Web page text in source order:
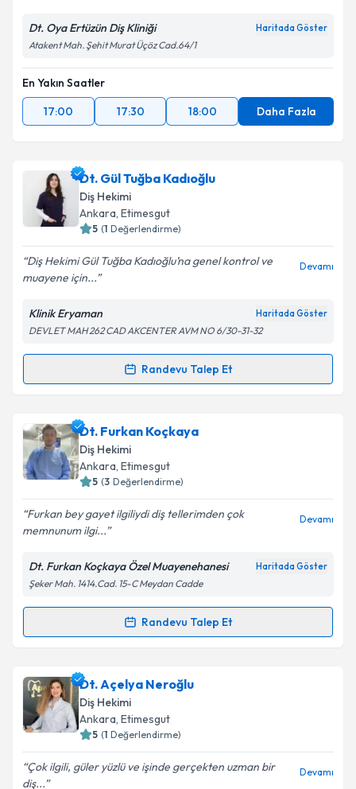
Dt. Oya Ertüzün Diş Kliniği Haritada Göster
Atakent Mah. Şehit Murat Üçöz Cad.64/1
En Yakın Saatler
17:00
17:30 18:00 Daha Fazla
Dt. Gül Tuğba Kadıoğlu
Diş Hekimi
Ankara, Etimesgut
5 (1 Değerlendirme)
Diş Hekimi Gül Tuğba Kadıoğlu’na genel kontrol ve
muayene için...
Devamı
Klinik Eryaman Haritada Göster
DEVLET MAH 262 CAD AKCENTER AVM NO 6/30-31-32
Randevu Talep Et
Randevu Takvimi Talebi
Dt. Gül Tuğba Kadıoğluiçin randevu takvimi talebi
oluşturun. Size bu uzmandan randevu almanız için bir
takvim hazırlandığında e-posta ile bilgilendireceğiz.
Kişisel verilerimin işlenmesine ilişkin
Aydınlatma
Metni'ni okudum ve kişisel verilerimin belirtilen
kapsamda işlenmesini kabul ediyorum.
Dt. Furkan Koçkaya
Diş Hekimi
Ankara, Etimesgut
5 (3 Değerlendirme)
Furkan bey gayet ilgiliydi diş tellerimden çok
memnunum ilgi...
Devamı
Dt. Furkan Koçkaya Özel Muayenehanesi Haritada Göster
Şeker Mah. 1414.Cad. 15-C Meydan Cadde
Randevu Talep Et
Randevu Takvimi Talebi
Dt. Furkan Koçkayaiçin randevu takvimi talebi
oluşturun. Size bu uzmandan randevu almanız için bir
takvim hazırlandığında e-posta ile bilgilendireceğiz.
Dt. Açelya Neroğlu
Diş Hekimi
Ankara, Etimesgut
5 (1 Değerlendirme)
Çok ilgili, güler yüzlü ve işinde gerçekten uzman bir
diş...
Devamı